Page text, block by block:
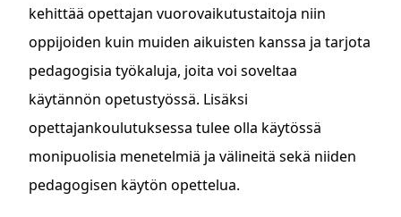
kehittää opettajan vuorovaikutustaitoja niin
oppijoiden kuin muiden aikuisten kanssa ja tarjota
pedagogisia työkaluja, joita voi soveltaa
käytännön opetustyössä. Lisäksi
opettajankoulutuksessa tulee olla käytössä
monipuolisia menetelmiä ja välineitä sekä niiden
pedagogisen käytön opettelua.